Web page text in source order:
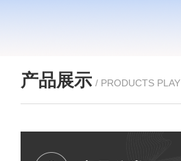
产品展示 / PRODUCTS PLAY